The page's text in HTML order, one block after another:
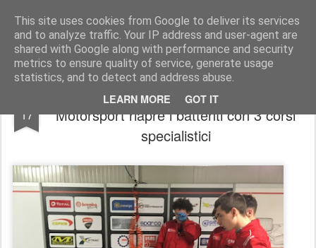
This site uses cookies from Google to deliver its services
and to analyze traffic. Your IP address and user-agent are
shared with Google along with performance and security
metrics to ensure quality of service, generate usage
statistics, and to detect and address abuse.
LEARN MORE GOT IT
AutoMotoCorse. Motorsport Random News 280912
17
MTS, la scuola per i professionisti del
Motorsport riapre i battenti con 3 corsi
specialistici